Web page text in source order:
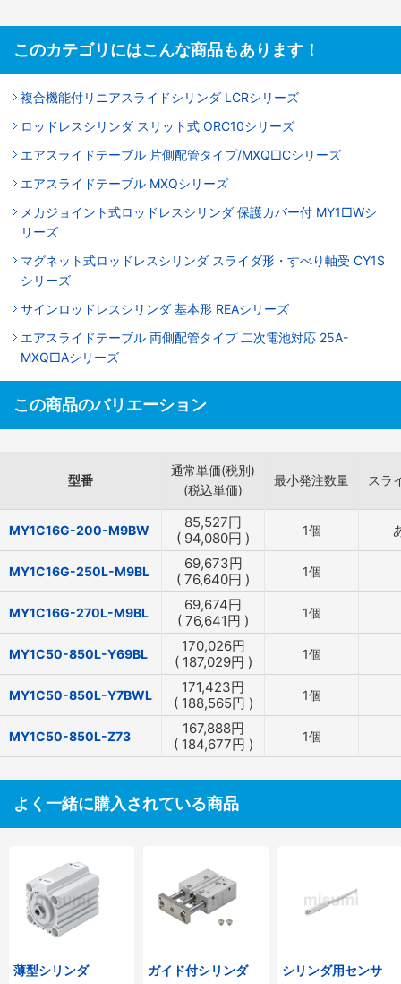
このカテゴリにはこんな商品もあります！
複合機能付リニアスライドシリンダ LCRシリーズ
ロッドレスシリンダ スリット式 ORC10シリーズ
エアスライドテーブル 片側配管タイプ/MXQ□Cシリーズ
エアスライドテーブル MXQシリーズ
メカジョイント式ロッドレスシリンダ 保護カバー付 MY1□Wシ
リーズ
マグネット式ロッドレスシリンダ スライダ形・すべり軸受 CY1S
シリーズ
サインロッドレスシリンダ 基本形 REAシリーズ
エアスライドテーブル 両側配管タイプ 二次電池対応 25A-
MXQ□Aシリーズ
この商品のバリエーション
型番
通常単価(税別)
(税込単価)
最小発注数量 スラ
MY1C16G-200-M9BW 85,527円
( 94,080円 ) 1個
MY1C16G-250L-M9BL 69,673円
( 76,640円 ) 1個
MY1C16G-270L-M9BL 69,674円
( 76,641円 ) 1個
MY1C50-850L-Y69BL 170,026円
( 187,029円 ) 1個
MY1C50-850L-Y7BWL 171,423円
( 188,565円 ) 1個
MY1C50-850L-Z73 167,888円
( 184,677円 ) 1個
よく一緒に購入されている商品
薄型シリンダ ガイド付シリンダ シリンダ用センサ